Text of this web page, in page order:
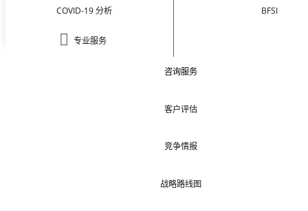
COVID-19 分析
专业服务
BFSI
咨询服务
客户评估
竞争情报
战略路线图